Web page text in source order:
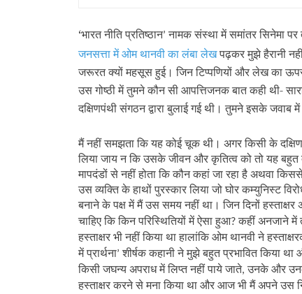
‘भारत नीति प्रतिष्ठान’नामक संस्था में समांतर सिनेमा
जनसत्ता में ओम थानवी का लंबा लेखपढ़कर मुझे हैरानी
जरूरत क्यों महसूस हुई। जिन टिप्पणियों और लेख का
उस गोष्ठी में तुमने कौन सी आपत्तिजनक बात कही थी-
दक्षिणपंथी संगठन द्वारा बुलाई गई थी। तुमने इसके जवाब
मैं नहीं समझता कि यह कोई चूक थी। अगर किसी के
लिया जाय न कि उसके जीवन और कृतित्व को तो यह बहुत
मापदंडों से नहीं होता कि कौन कहां जा रहा है अथवा
उस व्यक्ति के हाथों पुरस्कार लिया जो घोर कम्युनिस्ट
बनाने के पक्ष में मैं उस समय नहीं था। जिन दिनों हस्ताक्षर
चाहिए कि किन परिस्थितियों में ऐसा हुआ?कहीं अनजाने में
हस्ताक्षर भी नहीं किया था हालांकि ओम थानवी ने
में प्रार्थना’शीर्षक कहानी ने मुझे बहुत प्रभावित किया
किसी जघन्य अपराध में लिप्त नहीं पाये जाते,उनके और
हस्ताक्षर करने से मना किया था और आज भी मैं अपने उस